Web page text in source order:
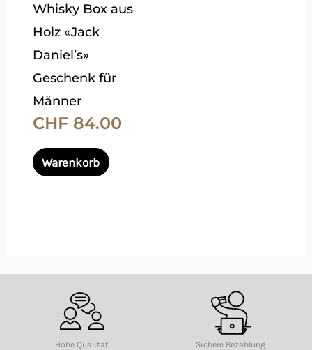
Whisky Box aus
Holz «Jack
Daniel’s»
Geschenk für
Männer
CHF84.00
Warenkorb
der
gewählt
Hohe Qualität Sichere Bezahlung